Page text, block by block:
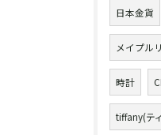
日本金貨
メイプル
時計
tiffany(テ